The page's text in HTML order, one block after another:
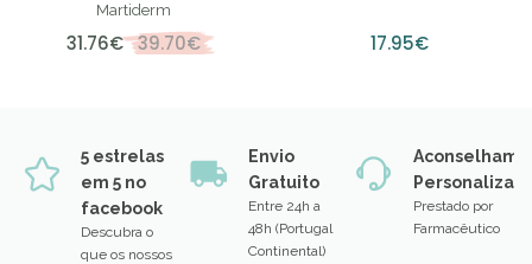
Martiderm
31.76€ 39.70€ 17.95€
5 estrelas
em 5 no
facebook
Descubra o
que os nossos
Envio
Gratuito
Entre 24h a
48h (Portugal
Continental)
Prestado por
Farmacêutico